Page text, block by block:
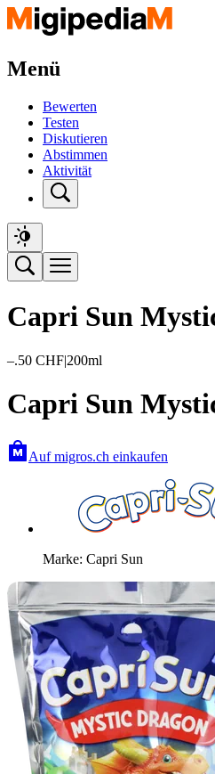
Menü
Bewerten
Testen
Diskutieren
Abstimmen
Aktivität
Capri Sun
–.50 CHF|200ml
Capri Sun
Auf migros.ch einkaufen
Marke: Capri Sun